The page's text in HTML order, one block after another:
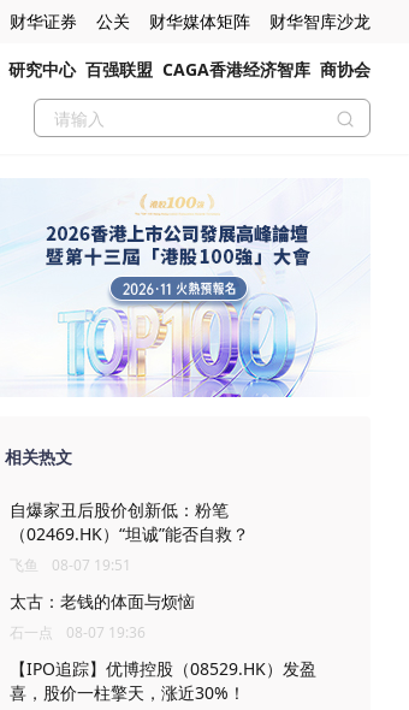
财华证券 公关 财华媒体矩阵 财华智库沙龙
研究中心 百强联盟 CAGA香港经济智库 商协会
相关热文
自爆家丑后股价创新低：粉笔
（02469.HK）“坦诚”能否自救？
飞鱼 08-07 19:51
太古：老钱的体面与烦恼
石一点 08-07 19:36
【IPO追踪】优博控股（08529.HK）发盈
喜，股价一柱擎天，涨近30%！